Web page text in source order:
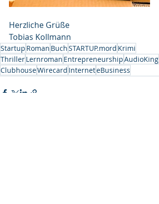
Herzliche Grüße
Tobias Kollmann
Startup Roman BuchSTARTUP.mord Krimi
ThrillerLernroman EntrepreneurshipAudioKing
ClubhouseWirecard InterneteBusiness